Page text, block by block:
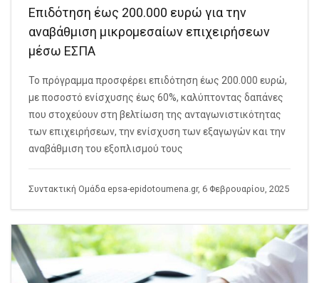
Επιδότηση έως 200.000 ευρώ για την
αναβάθμιση μικρομεσαίων επιχειρήσεων
μέσω ΕΣΠΑ
Το πρόγραμμα προσφέρει επιδότηση έως 200.000 ευρώ,
με ποσοστό ενίσχυσης έως 60%, καλύπτοντας δαπάνες
που στοχεύουν στη βελτίωση της ανταγωνιστικότητας
των επιχειρήσεων, την ενίσχυση των εξαγωγών και την
αναβάθμιση του εξοπλισμού τους
Συντακτική Ομάδα epsa-epidotoumena.gr, 6 Φεβρουαρίου, 2025